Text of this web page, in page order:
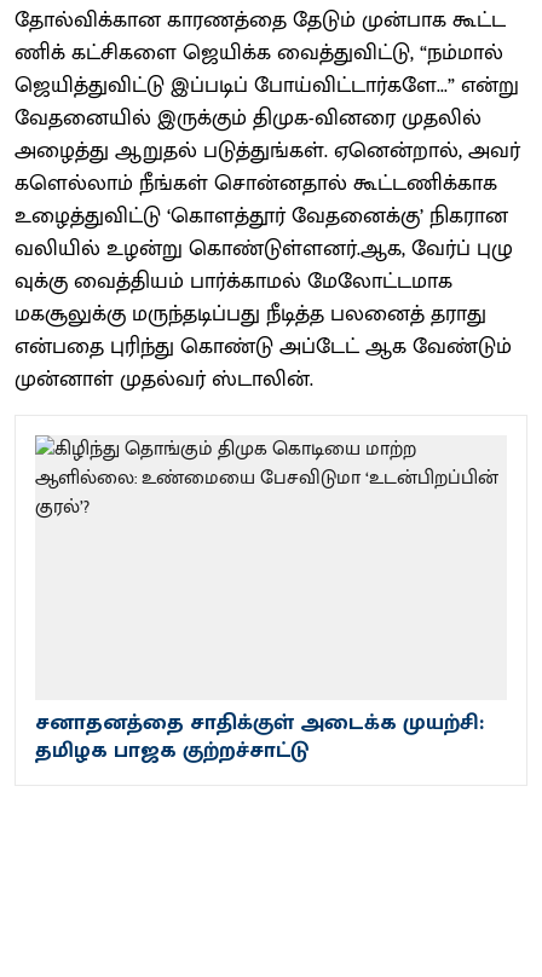
தோல்விக்​கான காரணத்தை தேடும் முன்​பாக கூட்​ட​
ணிக் கட்​சிகளை ஜெயிக்க வைத்​து​விட்​டு, “நம்​மால்
ஜெயித்​து​விட்டு இப்​படிப் போய்​விட்​டார்​களே...” என்று
வேதனை​யில் இருக்​கும் திமுக-​வினரை முதலில்
அழைத்து ஆறு​தல் படுத்​துங்​கள். ஏனென்​றால், அவர்​
களெல்​லாம் நீங்​கள் சொன்​ன​தால் கூட்​ட​ணிக்​காக
உழைத்​து​விட்டு ‘கொளத்​தூர்​ வேதனைக்​கு’ நிக​ரான
வலி​யில்​ உழன்​று கொண்​டுள்ளனர்​.ஆக, வேர்​ப்​ புழு​
வுக்​கு வைத்​தி​யம்​ ​பார்​க்​​காமல்​ மேலோட்​ட​மாக
மகசூலுக்​கு மருந்​தடிப்​பது நீடித்​த பலனைத்​ த​ராது
என்​ப​தை புரிந்​து கொண்​டு அப்​டேட்​ ஆக வேண்​டும்​
முன்​​னாள்​ முதல்​வர்​ ஸ்​​டாலின்​.
சனாதனத்தை சாதிக்குள் அடைக்க முயற்சி:
தமிழக பாஜக குற்றச்சாட்டு